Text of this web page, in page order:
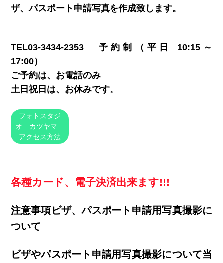
ザ、パスポート申請写真を作成致します。
TEL03-3434-2353 予約制（平日 10:15～
17:00）
ご予約は、お電話のみ
土日祝日は、お休みです。
フォトスタジ
オ カツヤマ
アクセス方法
各種カード、電子決済出来ます!!!
注意事項ビザ、パスポート申請用写真撮影に
ついて
ビザやパスポート申請用写真撮影について当